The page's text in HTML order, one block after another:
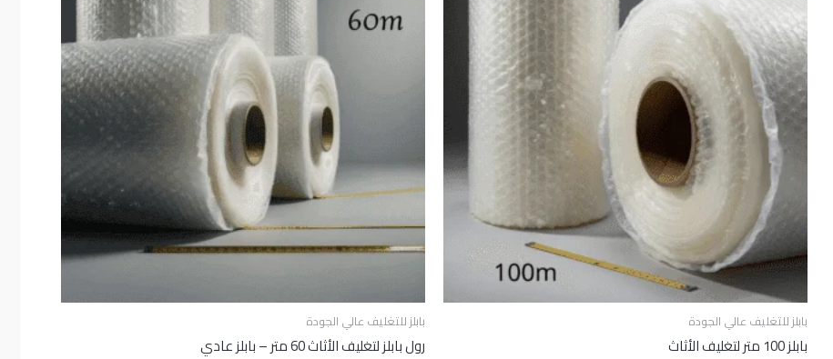
بابلز للتغليف عالي الجودة
بابلز 100 متر لتغليف الأثاث
بابلز للتغليف عالي الجودة
رول بابلز لتغليف الأثاث 60 متر – بابلز عادي